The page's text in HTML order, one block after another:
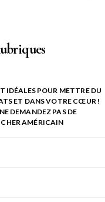
IDÉALES POUR METTRE DU
ET DANS VOTRE CŒUR !
DEMANDEZ PAS DE
AMÉRICAIN